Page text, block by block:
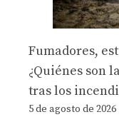
Fumadores,
¿Quiénes son
tras los
5 de agosto de 2026